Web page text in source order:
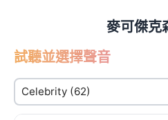
麥可傑克
試聽並選擇聲音